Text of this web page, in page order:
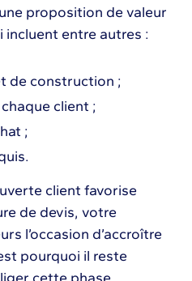
proposition de valeur
entre autres :
de construction ;
client ;
;
client favorise
de devis, votre
l’occasion d’accroître
pourquoi il reste
cette phase.